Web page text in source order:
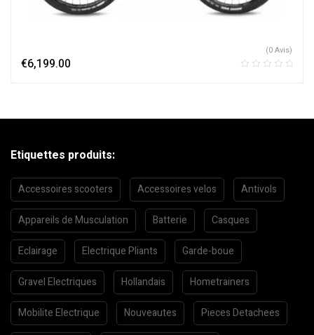
€6,199.00
(0 Avis)
Etiquettes produits:
Accessoires scooters Accessoires velos Antivols
Appareils de Musculation Batterie Casques
Eclairage Electrique Pliants Garde-boue
Gravel Electriques Hollandais Hometrainers
Mobilite Electrique Nouveautes Pieces Detachees